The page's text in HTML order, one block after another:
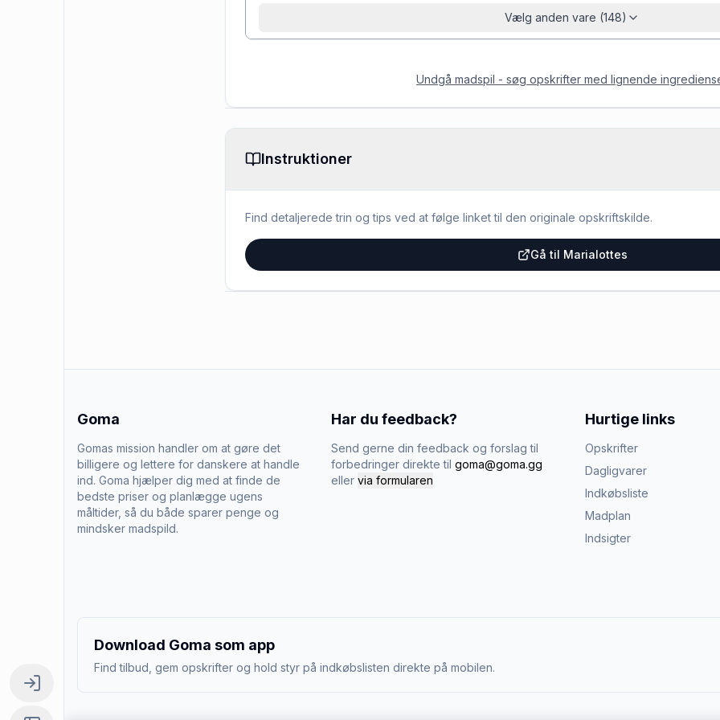
Log ind
Vælg anden vare (148)
Undgå madspil - søg opskrifter med lignende
Instruktioner
Find detaljerede trin og tips ved at følge linket til den originale opskriftskilde.
Gå til Marialottes
Goma
Gomas mission handler om at gøre det
billigere og lettere for danskere at handle
ind. Goma hjælper dig med at finde de
bedste priser og planlægge ugens
måltider, så du både sparer penge og
mindsker madspild.
Har du feedback?
Send gerne din feedback og forslag til
forbedringer direkte til goma@goma.gg
eller via formularen
Hurtige links
Opskrifter
Dagligvarer
Indkøbsliste
Madplan
Indsigter
Download Goma som app
Find tilbud, gem opskrifter og hold styr på indkøbslisten direkte på mobilen.